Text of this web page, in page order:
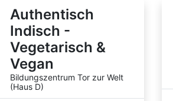
Authentisch
Indisch -
Vegetarisch &
Vegan
Bildungszentrum Tor zur Welt
(Haus D)